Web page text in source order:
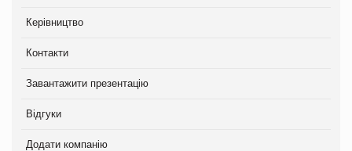
Керівництво
Контакти
Завантажити презентацію
Відгуки
Додати компанію